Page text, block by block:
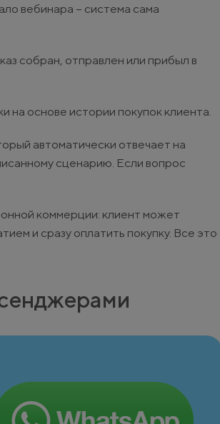
вебинара – система сама
собран, отправлен или прибыл в
основе истории покупок клиента.
автоматически отвечает на
сценарию. Если вопрос
коммерции: клиент может
и сразу оплатить покупку. Все это